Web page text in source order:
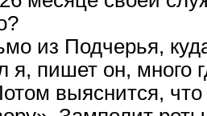
из Подчерья,
я, пишет он, много
выяснится,